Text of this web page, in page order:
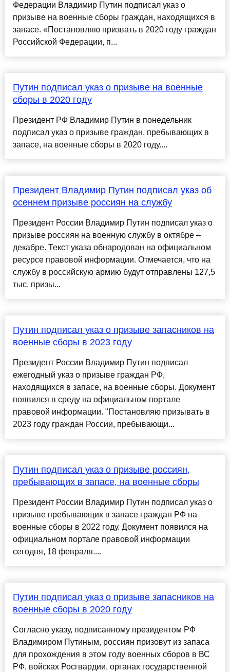
Федерации Владимир Путин подписал указ о
призыве на военные сборы граждан, находящихся в
запасе. «Постановляю призвать в 2020 году граждан
Российской Федерации, п...
Путин подписал указ о призыве на военные
сборы в 2020 году
Президент РФ Владимир Путин в понедельник
подписал указ о призыве граждан, пребывающих в
запасе, на военные сборы в 2020 году....
Президент Владимир Путин подписал указ об
осеннем призыве россиян на службу
Президент России Владимир Путин подписал указ о
призыве россиян на военную службу в октябре –
декабре. Текст указа обнародован на официальном
ресурсе правовой информации. Отмечается, что на
службу в российскую армию будут отправлены 127,5
тыс. призы...
Путин подписал указ о призыве запасников на
военные сборы в 2023 году
Президент России Владимир Путин подписал
ежегодный указ о призыве грaждан РФ,
находящихся в зaпасе, на военные сборы. Документ
появился в срeду на официальном портале
прaвовой информации. "Постановляю призывать в
2023 году граждан России, пребывающи...
Путин подписал указ о призыве россиян,
пребывающих в запасе, на военные сборы
Президент России Владимир Путин подписал указ о
призыве пребывающих в запасе граждан РФ на
военные сборы в 2022 году. Документ появился на
официальном портале правовой информации
сегодня, 18 февраля....
Путин подписал указ о призыве запасников на
военные сборы в 2020 году
Согласно указу, подписанному президентом РФ
Владимиром Путиным, россиян призовут из запаса
для прохождения в этом году военных сборов в ВС
РФ, войсках Росгвардии, органах государственной